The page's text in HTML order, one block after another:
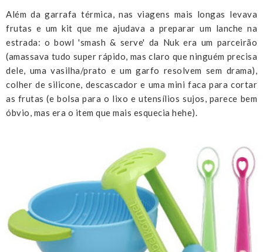
Além da garrafa térmica, nas viagens mais longas levava
frutas e um kit que me ajudava a preparar um lanche na
estrada: o bowl 'smash & serve' da Nuk era um parceirão
(amassava tudo super rápido, mas claro que ninguém precisa
dele, uma vasilha/prato e um garfo resolvem sem drama),
colher de silicone, descascador e uma mini faca para cortar
as frutas (e bolsa para o lixo e utensílios sujos, parece bem
óbvio, mas era o item que mais esquecia hehe).